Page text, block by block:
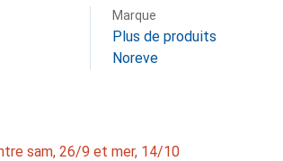
Marque
Plus de produits
Noreve
sam, 26/9 et mer, 14/10